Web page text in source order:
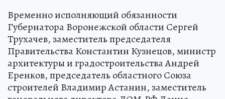
Временно исполняющий обязанности
Губернатора Воронежской области Сергей
Трухачев, заместитель председателя
Правительства Константин Кузнецов, министр
архитектуры и градостроительства Андрей
Еренков, председатель областного Союза
строителей Владимир Астанин, заместитель